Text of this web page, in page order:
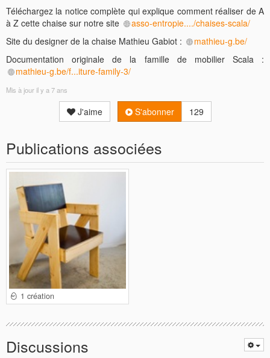
Téléchargez la notice complète qui explique comment réaliser de A
à Z cette chaise sur notre site
asso-entropie..../chaises-scala/
Site du designer de la chaise Mathieu Gabiot :
mathieu-g.be/
Documentation originale de la famille de mobilier Scala :
mathieu-g.be/f...iture-family-3/
Mis à jouril y a 7 ans
J'aime S'abonner 129
Publications associées
1 création
Discussions